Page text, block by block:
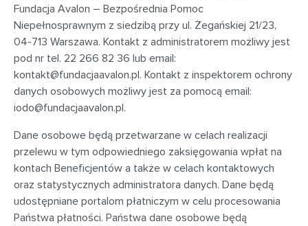
Fundacja Avalon – Bezpośrednia Pomoc
Niepełnosprawnym z siedzibą przy ul. Żegańskiej 21/23,
04-713 Warszawa. Kontakt z administratorem możliwy jest
pod nr tel. 22 266 82 36 lub email:
kontakt@fundacjaavalon.pl. Kontakt z inspektorem ochrony
danych osobowych możliwy jest za pomocą email:
iodo@fundacjaavalon.pl.
Dane osobowe będą przetwarzane w celach realizacji
przelewu w tym odpowiedniego zaksięgowania wpłat na
kontach Beneficjentów a także w celach kontaktowych
oraz statystycznych administratora danych. Dane będą
udostępniane portalom płatniczym w celu procesowania
Państwa płatności. Państwa dane osobowe będą